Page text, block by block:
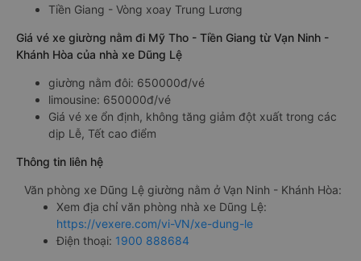
Tiền Giang - Vòng xoay Trung Lương
Giá vé xe giường nằm đi Mỹ Tho - Tiền Giang từ Vạn Ninh -
Khánh Hòa của nhà xe Dũng Lệ
giường nằm đôi: 650000đ/vé
limousine: 650000đ/vé
Giá vé xe ổn định, không tăng giảm đột xuất trong các
dịp Lễ, Tết cao điểm
Thông tin liên hệ
Văn phòng xe Dũng Lệ giường nằm ở Vạn Ninh - Khánh Hòa:
Xem địa chỉ văn phòng nhà xe Dũng Lệ:
https://vexere.com/vi-VN/xe-dung-le
Điện thoại: 1900 888684